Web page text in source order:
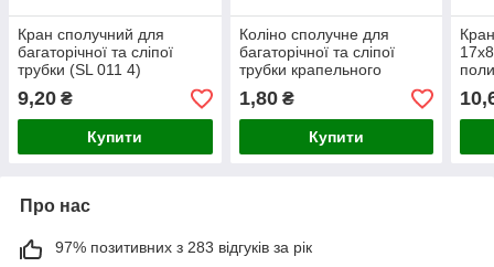
Кран сполучний для
багаторічної та сліпої
трубки (SL 011 4)
9,20 ₴
Купити
Коліно сполучне для
багаторічної та сліпої
трубки крапельного
поливу (SL 019)
1,80₴
Купити
Про нас
97% позитивних з 283 відгуків за рік